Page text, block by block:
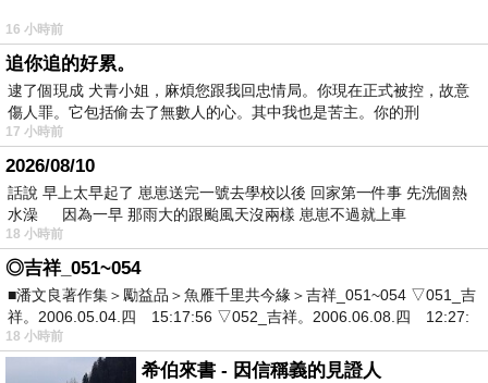
16 小時前
追你追的好累。
逮了個現成 犬青小姐，麻煩您跟我回忠情局。你現在正式被控，故意
傷人罪。它包括偷去了無數人的心。其中我也是苦主。你的刑
17 小時前
2026/08/10
話說 早上太早起了 崽崽送完一號去學校以後 回家第一件事 先洗個熱
水澡 因為一早 那雨大的跟颱風天沒兩樣 崽崽不過就上車
18 小時前
◎吉祥_051~054
■潘文良著作集＞勵益品＞魚雁千里共今緣＞吉祥_051~054 ▽051_吉
祥。2006.05.04.四 15:17:56 ▽052_吉祥。2006.06.08.四 12:27:
18 小時前
希伯來書 - 因信稱義的見證人